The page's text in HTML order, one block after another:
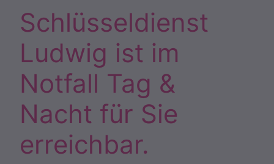
Schlüsseldienst
Ludwig ist im
Notfall Tag &
Nacht für Sie
erreichbar.